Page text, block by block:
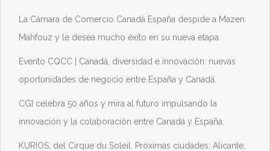
La Cámara de Comercio Canadá España despide a Mazen
Mahfouz y le desea mucho éxito en su nueva etapa.
Evento CQCC | Canadá, diversidad e innovación: nuevas
oportunidades de negocio entre España y Canadá.
CGI celebra 50 años y mira al futuro impulsando la
innovación y la colaboración entre Canadá y España.
KURIOS, del Cirque du Soleil. Próximas ciudades: Alicante,